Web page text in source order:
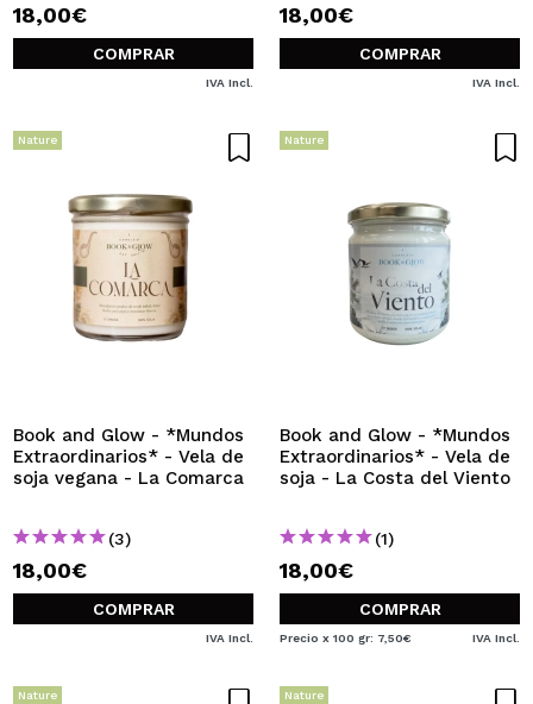
18,00€
COMPRAR
IVA Incl.
18,00€
COMPRAR
IVA Incl.
Nature
Book and Glow - *Mundos
Extraordinarios* - Vela de
soja vegana - La Comarca
(3)
18,00€
COMPRAR
IVA Incl.
Nature
Book and Glow - *Mundos
Extraordinarios* - Vela de
soja - La Costa del Viento
(1)
18,00€
COMPRAR
Precio x 100 gr: 7,50€ IVA Incl.
Nature Nature